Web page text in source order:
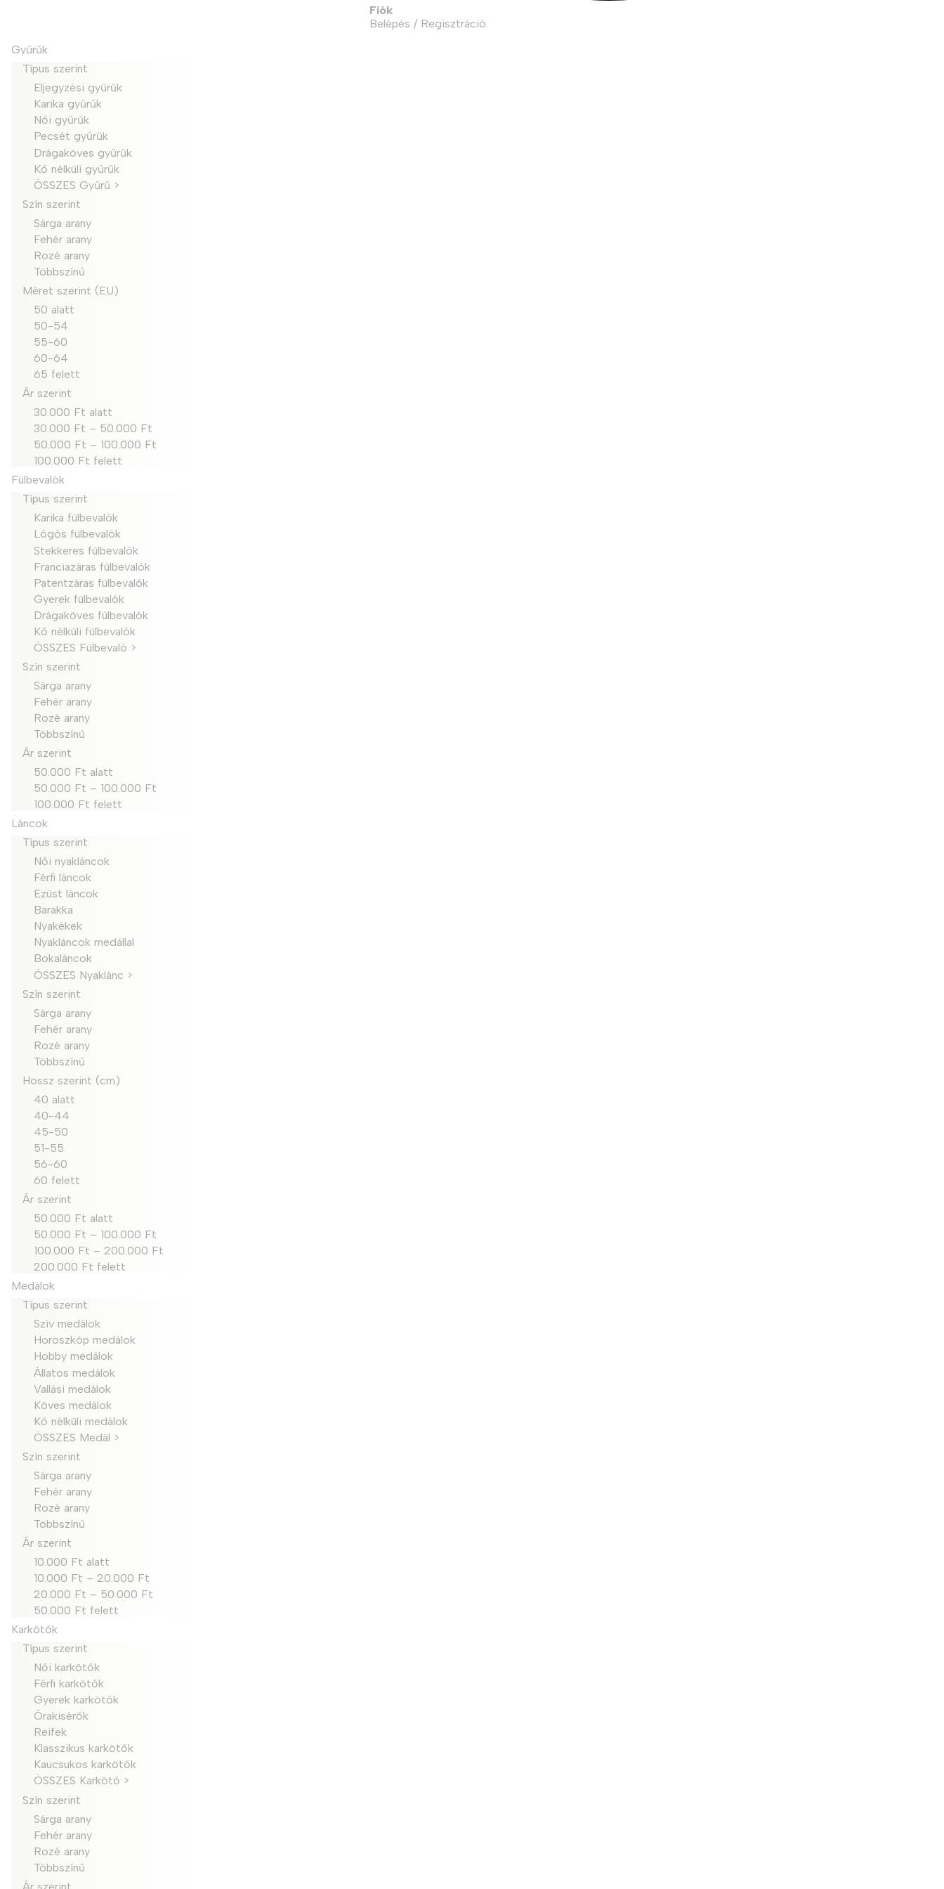
Fiók
Belépés / Regisztráció
Gyűrűk
Típus szerint
Eljegyzési gyűrűk
Karika gyűrűk
Női gyűrűk
Pecsét gyűrűk
Drágaköves gyűrűk
Kő nélküli gyűrűk
ÖSSZES Gyűrű >
Szín szerint
Sárga arany
Fehér arany
Rozé arany
Többszínű
Méret szerint (EU)
50 alatt
50-54
55-60
60-64
65 felett
Ár szerint
30.000 Ft alatt
30.000 Ft – 50.000 Ft
50.000 Ft – 100.000 Ft
100.000 Ft felett
Fülbevalók
Típus szerint
Karika fülbevalók
Lógós fülbevalók
Stekkeres fülbevalók
Franciazáras fülbevalók
Patentzáras fülbevalók
Gyerek fülbevalók
Drágaköves fülbevalók
Kő nélküli fülbevalók
ÖSSZES Fülbevaló >
Szín szerint
Sárga arany
Fehér arany
Rozé arany
Többszínű
Ár szerint
50.000 Ft alatt
50.000 Ft – 100.000 Ft
100.000 Ft felett
Láncok
Típus szerint
Női nyakláncok
Férfi láncok
Ezüst láncok
Barakka
Nyakékek
Nyakláncok medállal
Bokaláncok
ÖSSZES Nyaklánc >
Szín szerint
Sárga arany
Fehér arany
Rozé arany
Többszínű
Hossz szerint (cm)
40 alatt
40-44
45-50
51-55
56-60
60 felett
Ár szerint
50.000 Ft alatt
50.000 Ft – 100.000 Ft
100.000 Ft – 200.000 Ft
200.000 Ft felett
Medálok
Típus szerint
Szív medálok
Horoszkóp medálok
Hobby medálok
Állatos medálok
Vallási medálok
Köves medálok
Kő nélküli medálok
ÖSSZES Medál >
Szín szerint
Sárga arany
Fehér arany
Rozé arany
Többszínű
Ár szerint
10.000 Ft alatt
10.000 Ft – 20.000 Ft
20.000 Ft – 50.000 Ft
50.000 Ft felett
Karkötők
Típus szerint
Női karkötők
Férfi karkötők
Gyerek karkötők
Órakisérők
Reifek
Klasszikus karkötők
Kaucsukos karkötők
ÖSSZES Karkötő >
Szín szerint
Sárga arany
Fehér arany
Rozé arany
Többszínű